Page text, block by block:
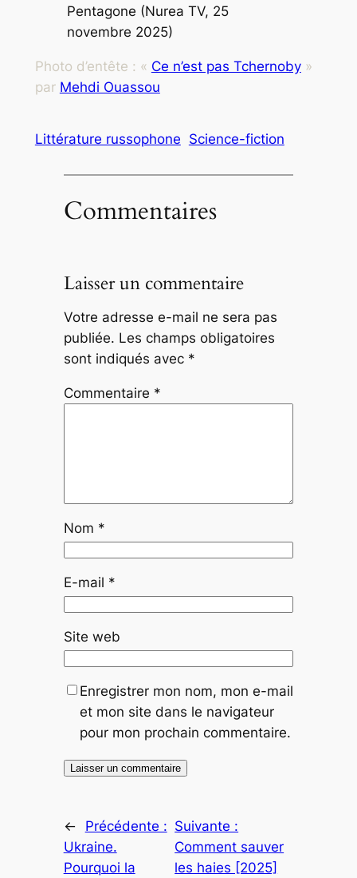
Pentagone (Nurea TV, 25
novembre 2025)
Photo d’entête : « Ce n’est pas Tchernoby»
par Mehdi Ouassou
Littérature russophone Science-fiction
Commentaires
Laisser un commentaire
Votre adresse e-mail ne sera pas
publiée. Les champs obligatoires
sont indiqués avec *
Commentaire *
Nom *
E-mail *
Site web
Enregistrer mon nom, mon e-mail
et mon site dans le navigateur
pour mon prochain commentaire.
←
Précédente :
Ukraine.
Pourquoi la
Suivante :
Comment sauver
les haies [2025]